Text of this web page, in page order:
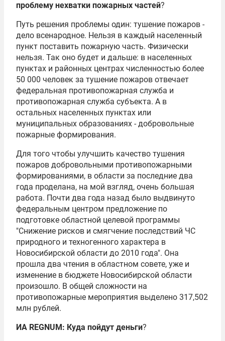
проблему нехватки пожарных частей?
Путь решения проблемы один: тушение пожаров -
дело всенародное. Нельзя в каждый населенный
пункт поставить пожарную часть. Физически
нельзя. Так оно будет и дальше: в населенных
пунктах и районных центрах численностью более
50 000 человек за тушение пожаров отвечает
федеральная противопожарная служба и
противопожарная служба субъекта. А в
остальных населенных пунктах или
муниципальных образованиях - добровольные
пожарные формирования.
Для того чтобы улучшить качество тушения
пожаров добровольными противопожарными
формированиями, в области за последние два
года проделана, на мой взгляд, очень большая
работа. Почти два года назад было выдвинуто
федеральным центром предложение по
подготовке областной целевой программы
"Снижение рисков и смягчение последствий ЧС
природного и техногенного характера в
Новосибирской области до 2010 года". Она
прошла два чтения в областном совете, уже и
изменение в бюджете Новосибирской области
произошло. В общей сложности на
противопожарные мероприятия выделено 317,502
млн рублей.
ИА REGNUM: Куда пойдут деньги?